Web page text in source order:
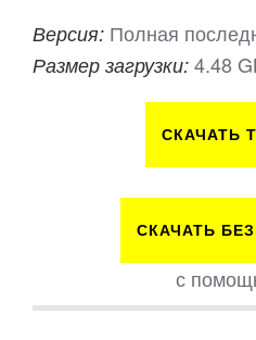
Версия: Полная
Размер загрузки: 4.48
СКАЧАТЬ
СКАЧАТЬ
с